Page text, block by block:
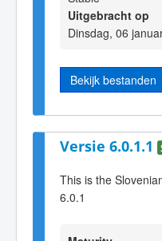
Uitgebracht op
Dinsdag, 06
Bekijk bestanden
Versie 6.0.1.1
This is the
6.0.1